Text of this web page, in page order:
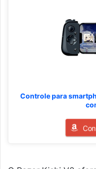
Controle para